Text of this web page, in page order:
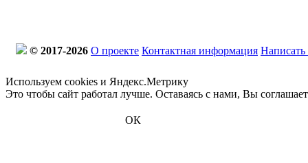
© 2017-2026 О проекте Контактная информация
Используем cookies и Яндекс.Метрику
Это чтобы сайт работал лучше. Оставаясь с нами, Вы
ОК